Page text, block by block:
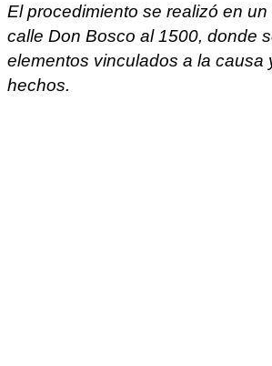
El procedimiento se realizó en un
calle Don Bosco al 1500, donde
elementos vinculados a la causa
hechos.